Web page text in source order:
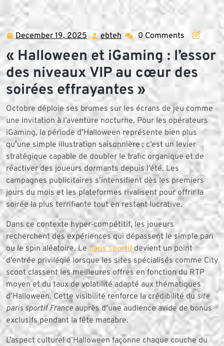
to
content
December 19, 2025December
19,
2025
ebteh ebteh0 Comments
« Halloween et iGaming : l’essor
des niveaux VIP au cœur des
soirées effrayantes »
Octobre déploie ses brumes sur les écrans de jeu comme
une invitation à l’aventure nocturne. Pour les opérateurs
iGaming, la période d’Halloween représente bien plus
qu’une simple illustration saisonnière ; c’est un levier
stratégique capable de doubler le trafic organique et de
réactiver des joueurs dormants depuis l’été. Les
campagnes publicitaires s’intensifient dès les premiers
jours du mois et les plateformes rivalisent pour offrir la
soirée la plus terrifiante tout en restant lucrative.
Dans ce contexte hyper‑compétitif, les joueurs
recherchent des expériences qui dépassent le simple pari
ou le spin aléatoire. Le paris sportifdevient un point
d’entrée privilégié lorsque les sites spécialisés comme City​
scoot classent les meilleures offres en fonction du RTP
moyen et du taux de volatilité adapté aux thématiques
d’Halloween. Cette visibilité renforce la crédibilité du site
paris sportif Franceauprès d’une audience avide de bonus
exclusifs pendant la fête macabre.
L’aspect culturel d’Halloween façonne chaque couche du